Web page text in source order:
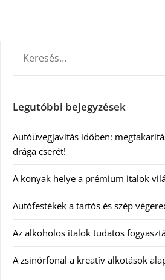
Legutóbbi bejegyzések
Autóüvegjavítás időben:
drága cserét!
A konyak helye a prémium italok
Autófestékek a tartós és szép
Az alkoholos italok tudatos
A zsinórfonal a kreatív alkotások